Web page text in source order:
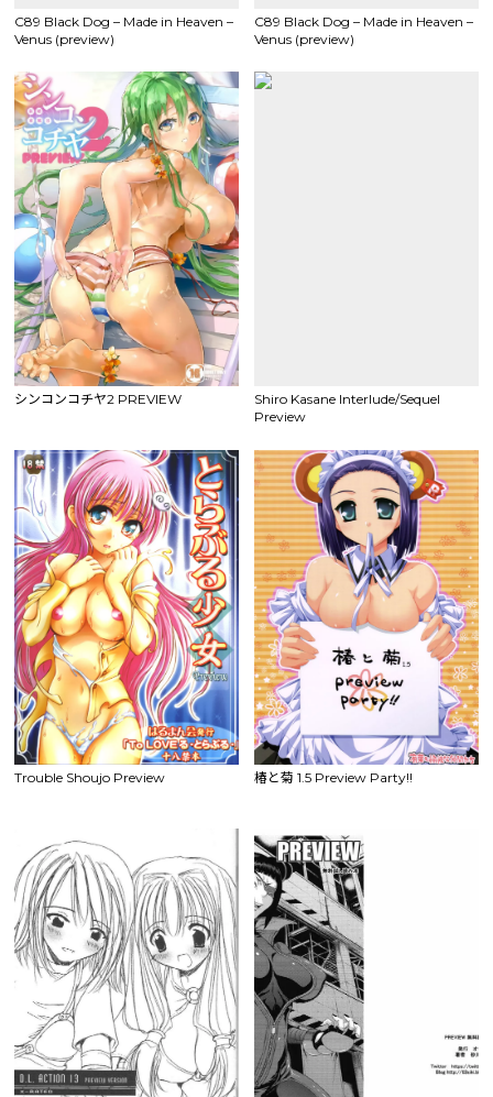
C89 Black Dog – Made in Heaven –
Venus (preview)
C89 Black Dog – Made in Heaven –
Venus (preview)
シンコンコチヤ2 PREVIEW
Shiro Kasane Interlude/Sequel
Preview
Trouble Shoujo Preview 椿と菊 1.5 Preview Party!!